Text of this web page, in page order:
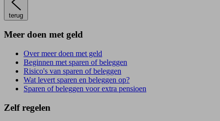
terug
Meer doen met geld
Over meer doen met geld
Beginnen met sparen of beleggen
Risico's van sparen of beleggen
Wat levert sparen en beleggen op?
Sparen of beleggen voor extra pensioen
Zelf regelen